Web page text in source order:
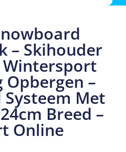
– Skihouder
Wintersport
–
Met
Breed –
Online